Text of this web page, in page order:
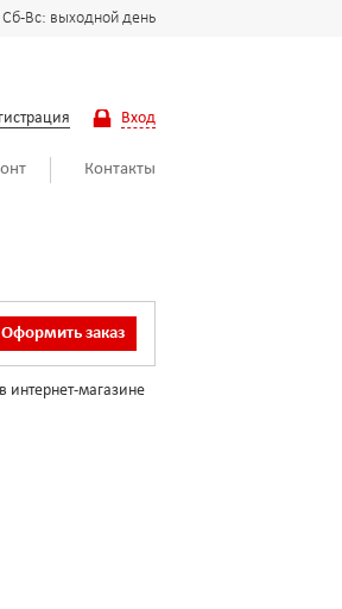
Вс: выходной день
Вход
Контакты
Оформить заказ
интернет-магазине